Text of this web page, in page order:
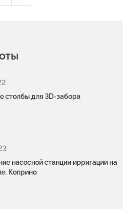
столбы для 3D-забора
насосной станции ирригации на
Коприно